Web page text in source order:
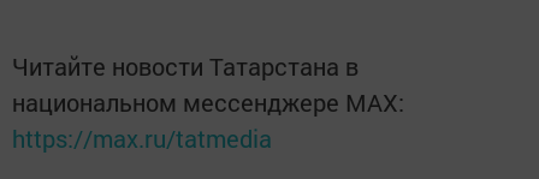
Читайте новости Татарстана в
национальном мессенджере MАХ:
https://max.ru/tatmedia